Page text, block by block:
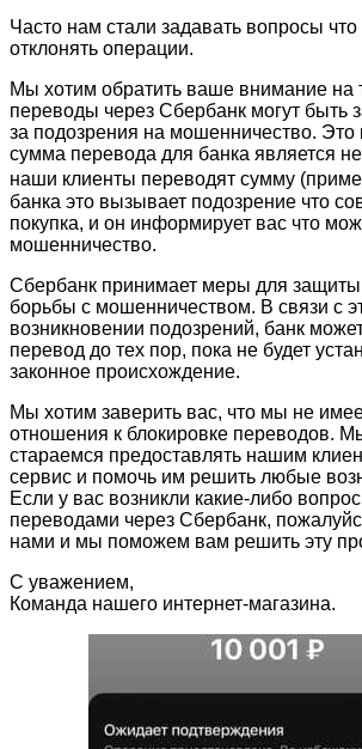
Часто нам стали задавать вопросы
отклонять операции.
Мы хотим обратить ваше внимание на
переводы через Сбербанк могут быть
за подозрения на мошенничество. Это
сумма перевода для банка является
наши клиенты переводят сумму
банка это вызывает подозрение что
покупка, и он информирует вас что
мошенничество.
Сбербанк принимает меры для защиты
борьбы с мошенничеством. В связи с
возникновении подозрений, банк
перевод до тех пор, пока не будет
законное происхождение.
Мы хотим заверить вас, что мы не
отношения к блокировке переводов.
стараемся предоставлять нашим
сервис и помочь им решить любые
Если у вас возникли какие-либо
переводами через Сбербанк,
нами и мы поможем вам решить эту
С уважением,
Команда нашего интернет-магазина.